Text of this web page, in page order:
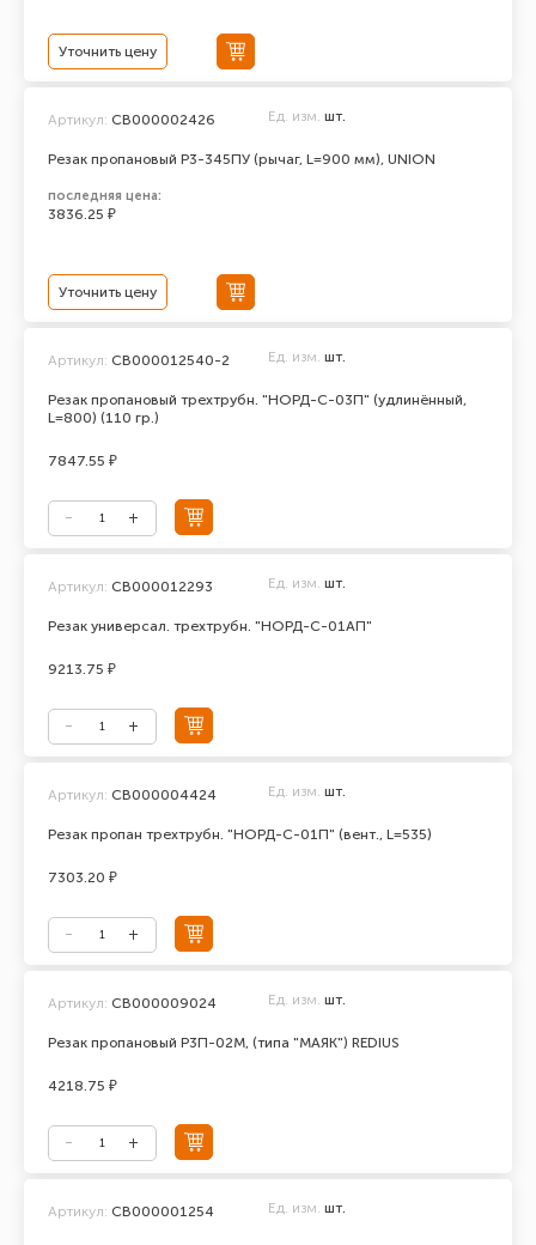
Уточнить цену
Резак пропановый Р3-345ПУ (рычаг, L=900 мм), UNION
Артикул: СВ000002426 Ед. изм. шт.
последняя цена:
3836.25 ₽
Уточнить цену
Резак пропановый трехтрубн. "НОРД-С-03П" (удлинённый,
L=800) (110 гр.)
Артикул: СВ000012540-2 Ед. изм. шт.
7847.55 ₽
Резак универсал. трехтрубн. "НОРД-С-01АП"
Артикул: СВ000012293 Ед. изм. шт.
9213.75 ₽
Резак пропан трехтрубн. "НОРД-С-01П" (вент., L=535)
Артикул: СВ000004424 Ед. изм. шт.
7303.20 ₽
Резак пропановый Р3П-02М, (типа "МАЯК") REDIUS
Артикул: СВ000009024 Ед. изм. шт.
4218.75 ₽
Артикул: СВ000001254 Ед. изм. шт.